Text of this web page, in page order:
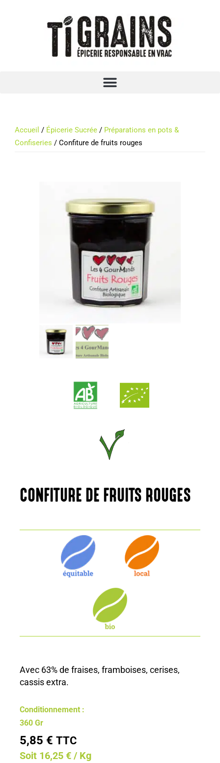
Accueil / Épicerie Sucrée / Préparations en pots &
Confiseries / Confiture de fruits rouges
CONFITURE DE FRUITS ROUGES
Avec 63% de fraises, framboises, cerises,
cassis extra.
Conditionnement :
360 Gr
5,85 € TTC
Soit 16,25 € / Kg